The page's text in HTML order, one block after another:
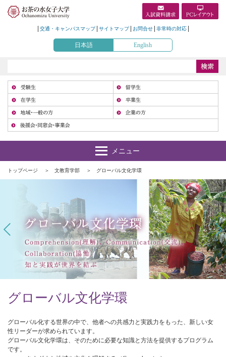
交通・キャンパスマップ サイトマップ お問合せ 非常時の対応
日本語 English
トップページ 文教育学部 グローバル文化学環
Prev
グローバル文化学環
グローバル化する世界の中で、他者への共感力と実践力をもった、新しい女
性リーダーが求められています。
グローバル文化学環は、そのために必要な知識と方法を提供するプログラム
です。